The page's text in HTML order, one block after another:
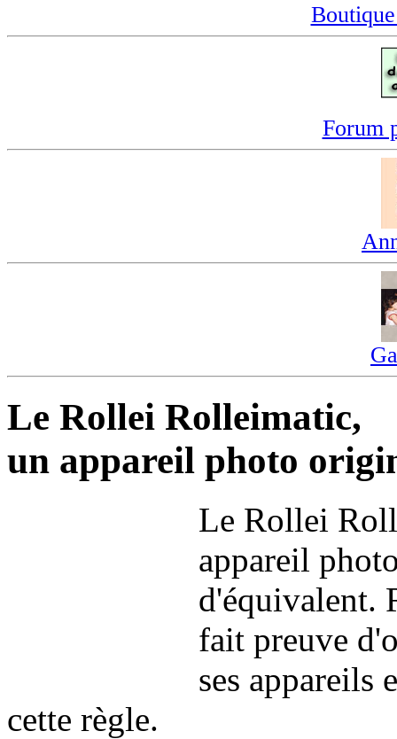
Forum
Le Rollei Rolleimatic,
un appareil photo
Le Rollei
appareil
d'équivalent.
fait preuve
ses appareils
cette règle.